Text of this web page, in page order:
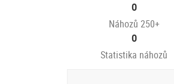
0
Náhozů 250+
0
Statistika náhozů